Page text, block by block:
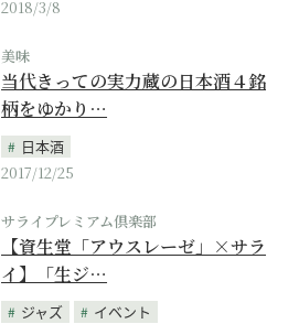
2018/3/8
美味
当代きっての実力蔵の日本酒４銘
柄をゆかり…
日本酒
2017/12/25
サライプレミアム倶楽部
【資生堂「アウスレーゼ」×サラ
イ】「生ジ…
ジャズ
イベント